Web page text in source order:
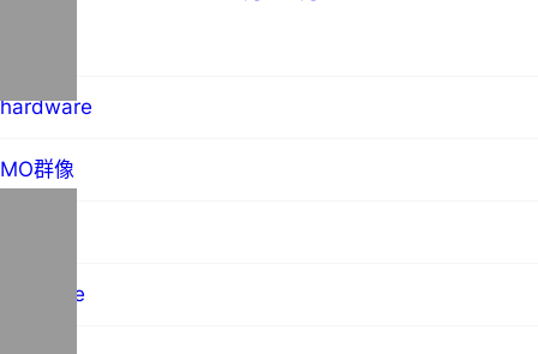
hardware
MO群像
software